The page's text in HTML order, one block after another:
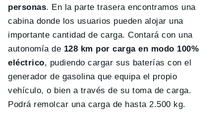
personas. En la parte trasera encontramos una
cabina donde los usuarios pueden alojar una
importante cantidad de carga. Contará con una
autonomía de 128 km por carga en modo 100%
eléctrico, pudiendo cargar sus baterías con el
generador de gasolina que equipa el propio
vehículo, o bien a través de su toma de carga.
Podrá remolcar una carga de hasta 2.500 kg.